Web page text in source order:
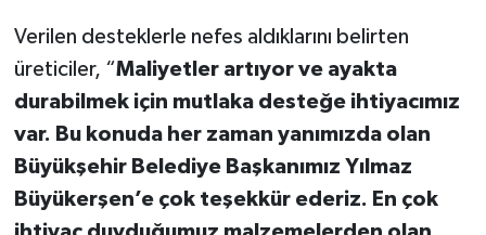
Verilen desteklerle nefes aldıklarını belirten
üreticiler, “Maliyetler artıyor ve ayakta
durabilmek için mutlaka desteğe ihtiyacımız
var. Bu konuda her zaman yanımızda olan
Büyükşehir Belediye Başkanımız Yılmaz
Büyükerşen’e çok teşekkür ederiz. En çok